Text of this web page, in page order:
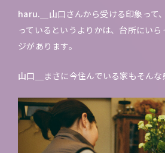
haru.＿ 山口さんから受ける印象って
っているというよりかは、台所にい
ジがあります。
山口＿ まさに今住んでいる家もそんな